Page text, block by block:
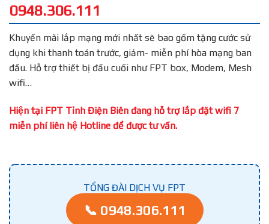
0948.306.111
Khuyến mãi lắp mạng mới nhất sẽ bao gồm tặng cước sử
dụng khi thanh toán trước, giảm- miễn phí hòa mạng ban
đầu. Hỗ trợ thiết bị đầu cuối như FPT box, Modem, Mesh
wifi…
Hiện tại FPT Tỉnh Điện Biên đang hỗ trợ lắp đặt wifi 7
miễn phí liên hệ Hotline để được tư vấn.
TỔNG ĐÀI DỊCH VỤ FPT
📞 0948.306.111